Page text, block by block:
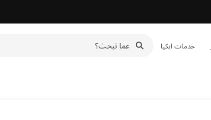
خدمات ايكيا